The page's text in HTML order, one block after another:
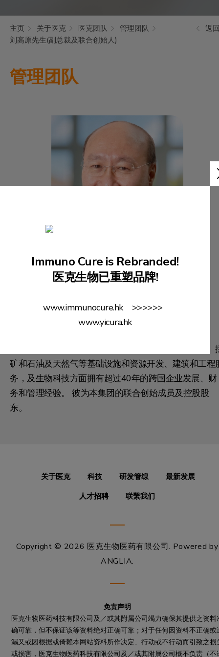
主页 关于医克 医克团队
管理团队
刘高原先生(副总裁及联合创始人)
返
管理团队
刘高原先生
刘先生在亚太地区的公路、铁路、港口、电力、电信、
矿和石油及天然气等基础设施和资源开发、建筑和工程
务，及生物科技方面拥有超过40年的跨国企业发展、财
务和管理经验。 彼为本集团的联合创始成员及控股股
东。
关于医克 科技 研发管缐
最新发展
人才招聘
联繫我们
Copyright © 2026 医克生物医药有限公司. Powered by
ANGLIA.
免责声明
医克生物医药科技有限公司及／或其附属公司竭力确保其提供之资料
确可靠，但不保证该等资料绝对正确可靠；对于任何因资料不正确或
漏又或因根据或倚赖本网站资料所作决定、行动或不行动而引致之损
或损害，医克生物医药科技有限公司及／或其附属公司概不负责（不
Immuno Cure is Rebranded!
医克生物已重塑品牌!
www.immunocure.hk >>>>>>
www.yicura.hk